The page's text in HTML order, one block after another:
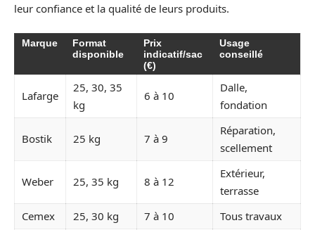
leur confiance et la qualité de leurs produits.
Marque
Format
disponible
Prix
indicatif/sac
(€)
Usage
conseillé
Lafarge
25, 30, 35
kg
6 à 10
Dalle,
fondation
Bostik 25 kg 7 à 9
Réparation,
scellement
Weber 25, 35 kg 8 à 12
Extérieur,
terrasse
Cemex
25, 30 kg 7 à 10 Tous travaux